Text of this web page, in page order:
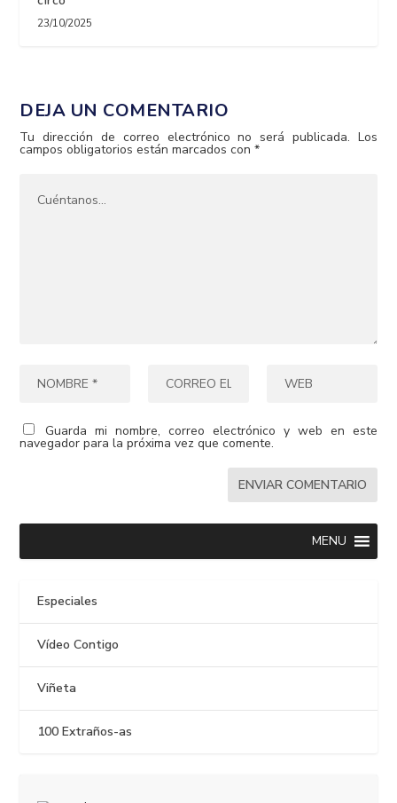
23/10/2025
DEJA UN COMENTARIO
Tu dirección de correo electrónico no será publicada. Los
campos obligatorios están marcados con*
Guarda mi nombre, correo electrónico y web en este
navegador para la próxima vez que comente.
MENU
Especiales
Vídeo Contigo
Viñeta
100 Extraños-as